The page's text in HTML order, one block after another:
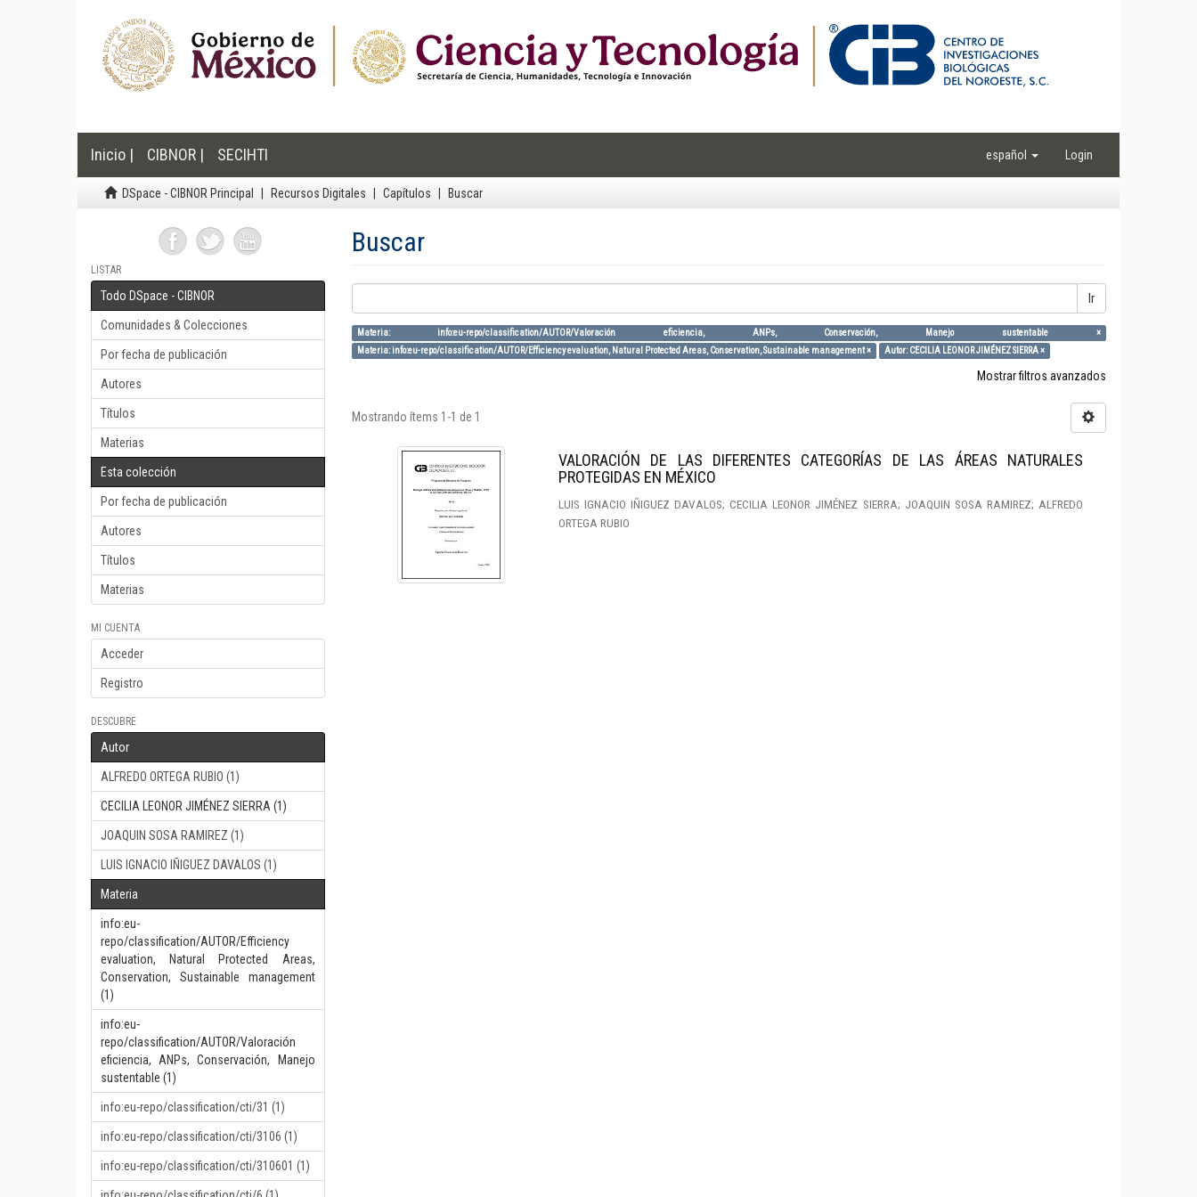
Inicio | CIBNOR | SECIHTI español Login
DSpace - CIBNOR Principal Recursos Digitales Capítulos Buscar
LISTAR
Todo DSpace - CIBNOR
Comunidades & Colecciones
Por fecha de publicación
Autores
Títulos
Materias
Esta colección
Por fecha de publicación
Autores
Títulos
Materias
MI CUENTA
Acceder
Registro
DESCUBRE
Autor
ALFREDO ORTEGA RUBIO (1)
CECILIA LEONOR JIMÉNEZ SIERRA (1)
JOAQUIN SOSA RAMIREZ (1)
LUIS IGNACIO IÑIGUEZ DAVALOS (1)
Materia
info:eu-
repo/classification/AUTOR/Efficiency
evaluation, Natural Protected Areas,
Conservation, Sustainable management
(1)
info:eu-
repo/classification/AUTOR/Valoración
eficiencia, ANPs, Conservación, Manejo
sustentable (1)
info:eu-repo/classification/cti/31 (1)
info:eu-repo/classification/cti/3106 (1)
info:eu-repo/classification/cti/310601 (1)
Buscar
Ir
Materia: info:eu-repo/classification/AUTOR/Valoración eficiencia, ANPs, Conservación, Manejo sustentable ×
Materia: info:eu-repo/classification/AUTOR/Efficiency evaluation, Natural Protected Areas, Conservation, Sustainable management ×
Autor: CECILIA LEONOR JIMÉNEZ SIERRA ×
Mostrar filtros avanzados
Mostrando ítems 1-1 de 1
VALORACIÓN DE LAS DIFERENTES CATEGORÍAS DE LAS ÁREAS NATURALES
PROTEGIDAS EN MÉXICO
LUIS IGNACIO IÑIGUEZ DAVALOS; CECILIA LEONOR JIMÉNEZ SIERRA; JOAQUIN SOSA RAMIREZ; ALFREDO
ORTEGA RUBIO